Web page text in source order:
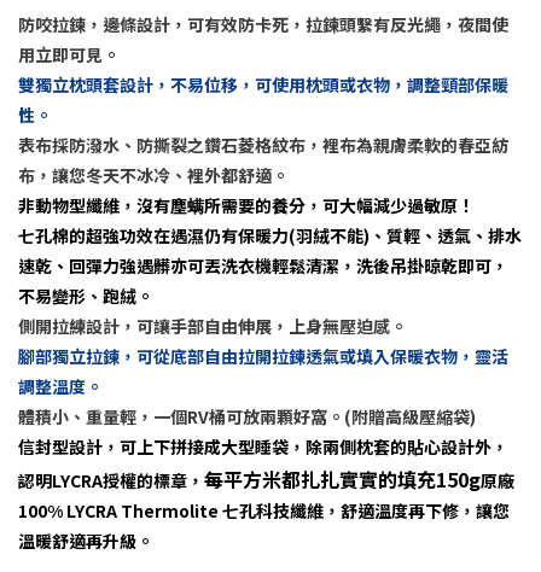
防咬拉鍊，邊條設計，可有效防卡死，拉鍊頭繫有反光繩，夜間使
用立即可見。
雙獨立枕頭套設計，不易位移，可使用枕頭或衣物，調整頸部保暖
性。
表布採防潑水、防撕裂之鑽石菱格紋布，裡布為親膚柔軟的春亞紡
布，讓您冬天不冰冷、裡外都舒適。
非動物型纖維，沒有塵螨所需要的養分，可大幅減少過敏原！
七孔棉的超強功效在遇濕仍有保暖力(羽絨不能)、質輕、透氣、排水
速乾、回彈力強遇髒亦可丟洗衣機輕鬆清潔，洗後吊掛晾乾即可，
不易變形、跑絨。
側開拉練設計，可讓手部自由伸展，上身無壓迫感。
腳部獨立拉鍊，可從底部自由拉開拉鍊透氣或填入保暖衣物，靈活
調整溫度。
體積小、重量輕，一個RV桶可放兩顆好窩。(附贈高級壓縮袋)
信封型設計，可上下拼接成大型睡袋，除兩側枕套的貼心設計外，
認明LYCRA授權的標章， 每平方米都扎扎實實的填充150g原廠
100% LYCRA Thermolite 七孔科技纖維，舒適溫度再下修，讓您
溫暖舒適再升級。